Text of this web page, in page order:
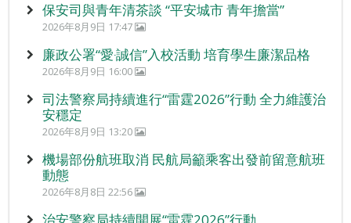
保安司與青年清茶談 “平安城市 青年擔當”
2026年8月9日 17:47
廉政公署“愛‧誠信”入校活動 培育學生廉潔品格
2026年8月9日 16:00
司法警察局持續進行“雷霆2026”行動 全力維護治
安穩定
2026年8月9日 13:20
機場部份航班取消 民航局籲乘客出發前留意航班
動態
2026年8月8日 22:56